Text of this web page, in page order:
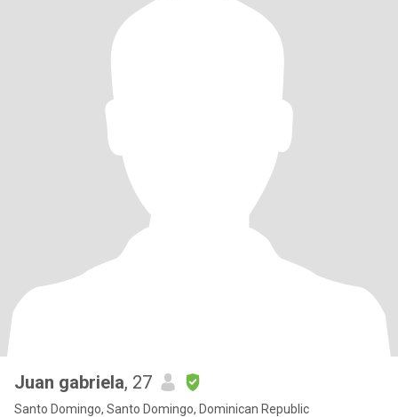
Juan gabriela, 27
Santo Domingo, Santo Domingo, Dominican Republic